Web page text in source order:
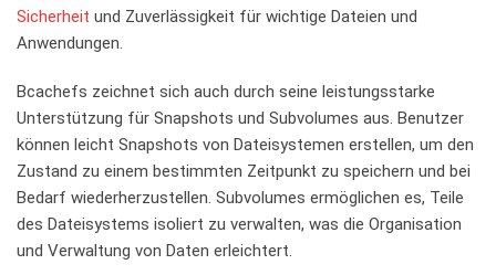
Sicherheit und Zuverlässigkeit für wichtige Dateien und
Anwendungen.
Bcachefs zeichnet sich ‍auch durch seine leistungsstarke
Unterstützung für ⁢Snapshots und Subvolumes aus. Benutzer
können leicht Snapshots von⁣ Dateisystemen erstellen, um den⁢
Zustand⁣ zu einem bestimmten Zeitpunkt zu speichern und bei
Bedarf wiederherzustellen. Subvolumes ermöglichen es, Teile
des Dateisystems‍ isoliert zu verwalten, was die Organisation
und Verwaltung von Daten erleichtert.